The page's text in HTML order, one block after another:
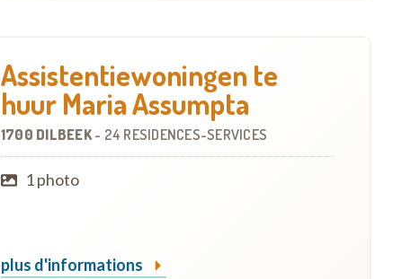
Assistentiewoningen te
huur Maria Assumpta
1700 DILBEEK- 24 RÉSIDENCES-SERVICES
1 photo
plus d'informations